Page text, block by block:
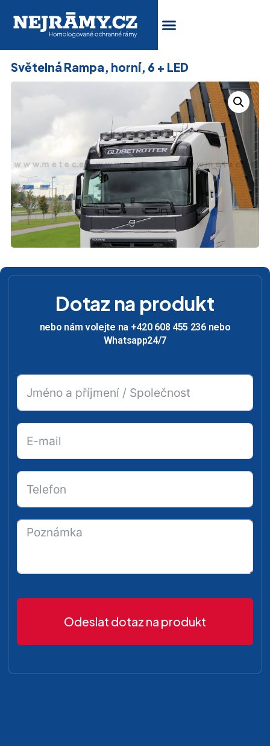
Světelná Rampa, horní, 6 + LED
Dotaz na produkt
nebo nám volejte na +420 608 455 236 nebo
Whatsapp24/7
Odeslat dotaz na produkt